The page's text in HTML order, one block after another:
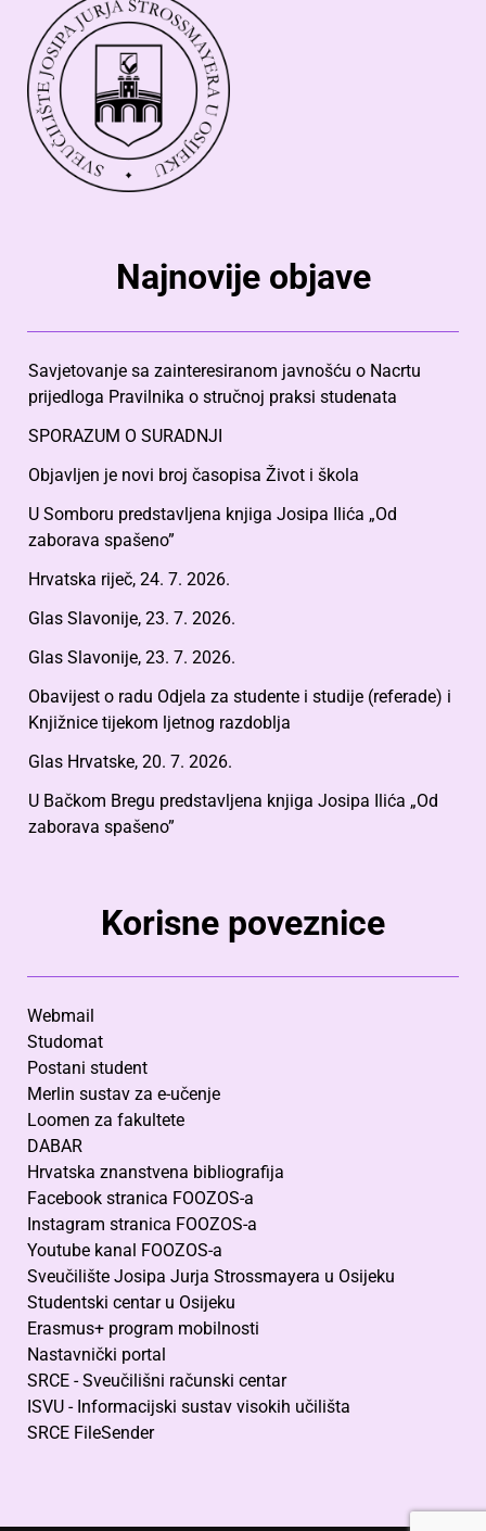
Najnovije objave
Savjetovanje sa zainteresiranom javnošću o Nacrtu
prijedloga Pravilnika o stručnoj praksi studenata
SPORAZUM O SURADNJI
Objavljen je novi broj časopisa Život i škola
U Somboru predstavljena knjiga Josipa Ilića „Od
zaborava spašeno”
Hrvatska riječ, 24. 7. 2026.
Glas Slavonije, 23. 7. 2026.
Glas Slavonije, 23. 7. 2026.
Obavijest o radu Odjela za studente i studije (referade) i
Knjižnice tijekom ljetnog razdoblja
Glas Hrvatske, 20. 7. 2026.
U Bačkom Bregu predstavljena knjiga Josipa Ilića „Od
zaborava spašeno”
Korisne poveznice
Webmail
Studomat
Postani student
Merlin sustav za e-učenje
Loomen za fakultete
DABAR
Hrvatska znanstvena bibliografija
Facebook stranica FOOZOS-a
Instagram stranica FOOZOS-a
Youtube kanal FOOZOS-a
Sveučilište Josipa Jurja Strossmayera u Osijeku
Studentski centar u Osijeku
Erasmus+ program mobilnosti
Nastavnički portal
SRCE - Sveučilišni računski centar
ISVU - Informacijski sustav visokih učilišta
SRCE FileSender